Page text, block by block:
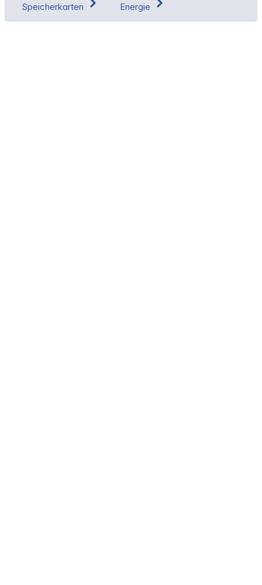
Speicherkarten Energie